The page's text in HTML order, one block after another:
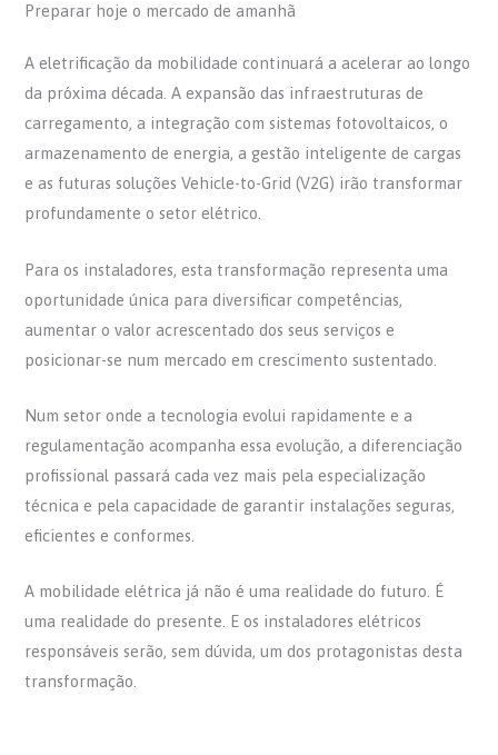
Preparar hoje o mercado de amanhã
A eletrificação da mobilidade continuará a acelerar ao longo
da próxima década. A expansão das infraestruturas de
carregamento, a integração com sistemas fotovoltaicos, o
armazenamento de energia, a gestão inteligente de cargas
e as futuras soluções Vehicle-to-Grid (V2G) irão transformar
profundamente o setor elétrico.
Para os instaladores, esta transformação representa uma
oportunidade única para diversificar competências,
aumentar o valor acrescentado dos seus serviços e
posicionar-se num mercado em crescimento sustentado.
Num setor onde a tecnologia evolui rapidamente e a
regulamentação acompanha essa evolução, a diferenciação
profissional passará cada vez mais pela especialização
técnica e pela capacidade de garantir instalações seguras,
eficientes e conformes.
A mobilidade elétrica já não é uma realidade do futuro. É
uma realidade do presente. E os instaladores elétricos
responsáveis serão, sem dúvida, um dos protagonistas desta
transformação.